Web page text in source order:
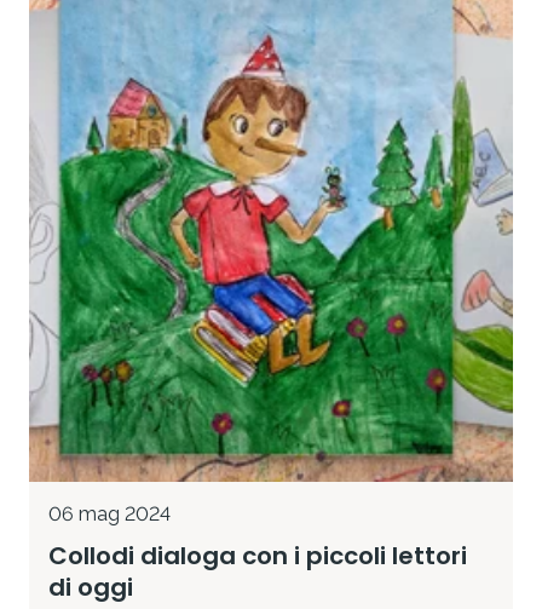
06 mag 2024
Collodi dialoga con i piccoli lettori
di oggi